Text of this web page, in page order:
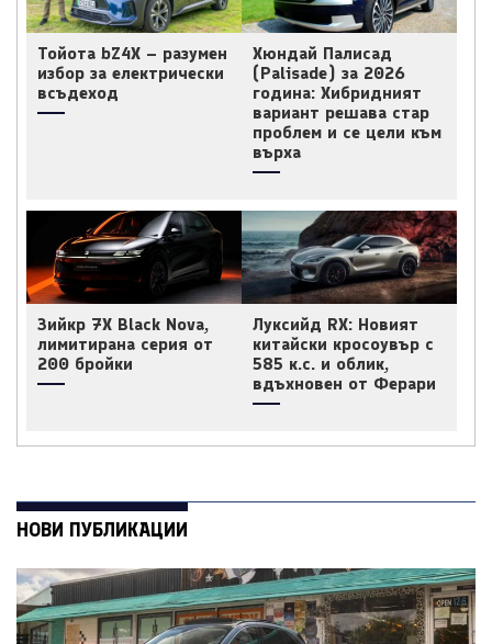
Тойота bZ4X – разумен
избор за електрически
всъдеход
Хюндай Палисад
(Palisade) за 2026
година: Хибридният
вариант решава стар
проблем и се цели към
върха
Зийкр 7X Black Nova,
лимитирана серия от
200 бройки
Луксийд RX: Новият
китайски кросоувър с
585 к.с. и облик,
вдъхновен от Ферари
НОВИ ПУБЛИКАЦИИ